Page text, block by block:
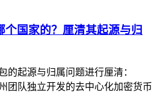
个国家的？厘清其起源与归
的起源与归属问题进行厘清：
团队独立开发的去中心化加密货币